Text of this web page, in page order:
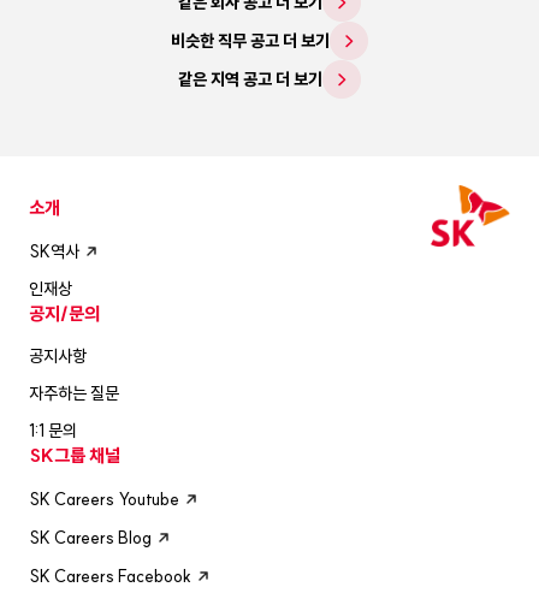
비슷한 직무 공고 더 보기
같은 지역 공고 더 보기
소개
SK역사
인재상
공지/문의
공지사항
자주하는 질문
1:1 문의
SK그룹 채널
SK Careers Youtube
SK Careers Blog
SK Careers Facebook